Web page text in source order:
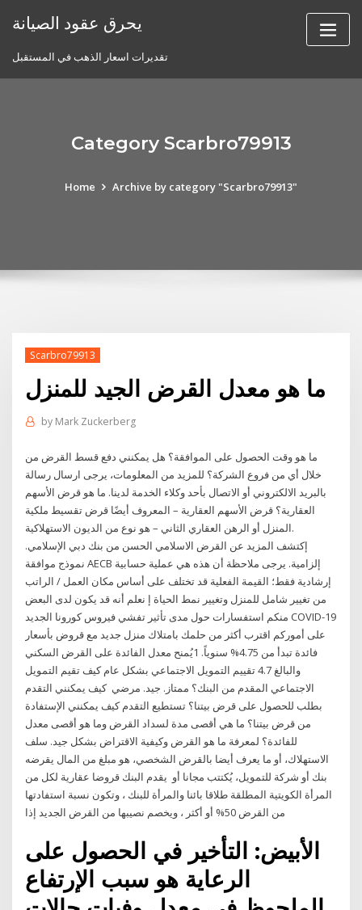
يحرق عقود الصيانة
تقديرات اسعار الذهب في المستقبل
Category Scarbro79913
Home Archive by category "Scarbro79913"
Scarbro79913
ما هو معدل القرض الجيد للمنزل
by Mark Zuckerberg
ما هو وقت الحصول على الموافقة؟ هل يمكنني دفع قسط القرض من
خلال أي من فروع الشركة؟ للمزيد من المعلومات، يرجى ارسال رسالة
بالبريد الالكتروني أو الاتصال بأحد وكلاء الخدمة لدينا. ما هو قرض الأسهم
العقارية؟ قرض الأسهم العقارية – المعروف أيضًا قرض تقسيط ملكية
المنزل أو الرهن العقاري الثاني – هو نوع من الديون الاستهلاكية.
إكتشف المزيد عن القرض الاسلامي الحسن من بنك دبي الإسلامي.
نموذج موافقة AECB إلزامية. يرجى ملاحظة أن هذه هي عملية حسابية
إرشادية فقط؛ القيمة الفعلية قد تختلف على أساس مكان العمل / الراتب
من تغيير شامل للمنزل وتغيير نمط الحياة إ نعلم أنه قد يكون لدى البعض
منكم استفسارات حول مدى تأثير تفشي فيروس كورونا الجديد COVID-19
على أموركم اقترب أكثر من حلمك بامتلاك منزل جديد مع قروض بأسعار
فائدة تبدأ من 4.75% سنوياً. 1يُمنح معدل الفائدة على القرض السكني
والبالغ 4.7 تقييم التمويل الاجتماعي بشكل عام كيف تقيم التمويل
الاجتماعي المقدم من البنك؟ ممتاز. جيد. مرضي كيف يمكنني التقدم
بطلب للحصول على قرض بيتنا؟ تستطيع التقدم كيف يمكنني الإستفادة
من قرض بيتنا؟ ما هي أقصى مدة لسداد القرض وما هو أقصى معدل
للفائدة؟ لمعرفة ما هو القرض وكيفية الاقتراض بشكل جيد. سلف
الاستهلاك، أو ما يعرف أيضا بالقرض الشخصي، هو مبلغ من المال يقرضه
بنك أو شركة للتمويل، يُكتتب مجانا أو يقدم البنك قروضا عقارية لكل من
المرأة الكويتية المطلقة طلاقا بائنا والمرأة للبنك ، وتكون نسبة استفادتها
الأبيض: التأخير في الحصول على
الرعاية هو سبب الإرتفاع